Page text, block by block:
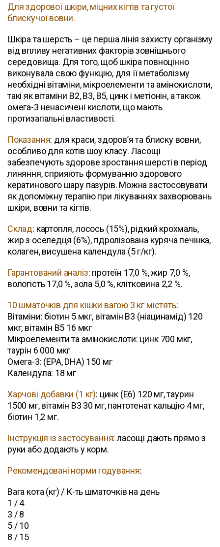
Для здорової шкіри, міцних кігтів та густої
блискучої вовни.
Шкіра та шерсть – це перша лінія захисту організму
від впливу негативних факторів зовнішнього
середовища. Для того, щоб шкіра повноцінно
виконувала свою функцію, для її метаболізму
необхідні вітаміни, мікроелементи та амінокислоти,
такі як вітаміни В2, В3, В5, цинк і метіонін, а також
омега-3 ненасичені кислоти, що мають
протизапальні властивості.
Показання: для краси, здоров’я та блиску вовни,
особливо для котів шоу класу. Ласощі
забезпечують здорове зростання шерсті в період
линяння, сприяють формуванню здорового
кератинового шару пазурів. Можна застосовувати
як допоміжну терапію при лікуваннях захворювань
шкіри, вовни та кігтів.
Склад: картопля, лосось (15%), рідкий крохмаль,
жир з оселедця (6%), гідролізована куряча печінка,
колаген, висушена календула (5 г/кг).
Гарантований аналіз: протеїн 17,0 %, жир 7,0 %,
вологість 17,0 %, зола 5,0 %, клітковина 2,2 %.
10 шматочків для кішки вагою 3 кг містять:
Вітаміни: біотин 5 мкг, вітамін В3 (ніацинамід) 120
мкг, вітамін В5 16 мкг
Мікроелементи та амінокислоти: цинк 700 мкг,
таурін 6 000 мкг
Омега-3: (EPA, DHA) 150 мг
Календула: 18 мг
Харчові добавки (1 кг): цинк (E6) 120 мг, таурин
1500 мг, вітамін В3 30 мг, пантотенат кальцію 4 мг,
біотин 1,2 мг.
Інструкція із застосування: ласощі дають прямо з
руки або додають у корм.
Рекомендовані норми годування:
Вага кота (кг) / К-ть шматочків на день
1 / 4
3 / 8
5 / 10
8 / 15